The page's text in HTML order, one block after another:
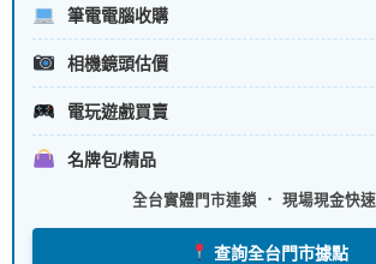
筆電電腦收購
相機鏡頭估價
電玩遊戲買賣
名牌包/精品
全台實體門市連鎖 ． 現場現金快
查詢全台門市據點